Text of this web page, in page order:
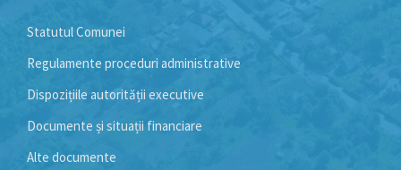
Statutul Comunei
Regulamente proceduri administrative
Dispozițiile autorității executive
Documente și situații financiare
Alte documente